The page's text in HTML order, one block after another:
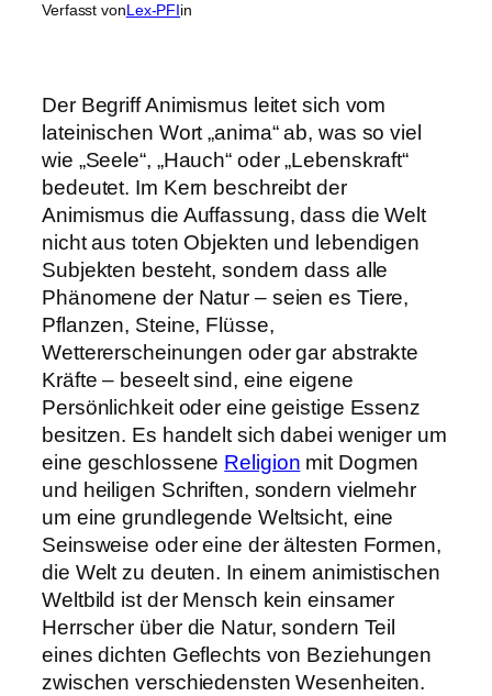
Verfasst vonLex-PFIin
Der Begriff Animismus leitet sich vom
lateinischen Wort „anima“ ab, was so viel
wie „Seele“, „Hauch“ oder „Lebenskraft“
bedeutet. Im Kern beschreibt der
Animismus die Auffassung, dass die Welt
nicht aus toten Objekten und lebendigen
Subjekten besteht, sondern dass alle
Phänomene der Natur – seien es Tiere,
Pflanzen, Steine, Flüsse,
Wettererscheinungen oder gar abstrakte
Kräfte – beseelt sind, eine eigene
Persönlichkeit oder eine geistige Essenz
besitzen. Es handelt sich dabei weniger um
eine geschlossene Religion mit Dogmen
und heiligen Schriften, sondern vielmehr
um eine grundlegende Weltsicht, eine
Seinsweise oder eine der ältesten Formen,
die Welt zu deuten. In einem animistischen
Weltbild ist der Mensch kein einsamer
Herrscher über die Natur, sondern Teil
eines dichten Geflechts von Beziehungen
zwischen verschiedensten Wesenheiten.